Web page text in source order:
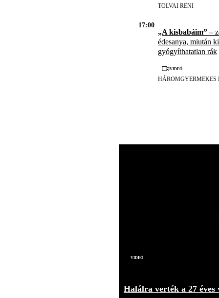
TOLVAI RENI
17:00
„A kisbabáim” –
édesanya, miután
gyógyíthatatlan rák
Videó
HÁROMGYERMEKES
Videó
Halálra verték a 27